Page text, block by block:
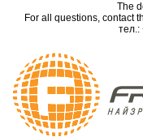
The
For all questions, contact
тел.: